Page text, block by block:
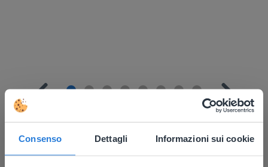
Consenso Dettagli Informazioni sui cookie